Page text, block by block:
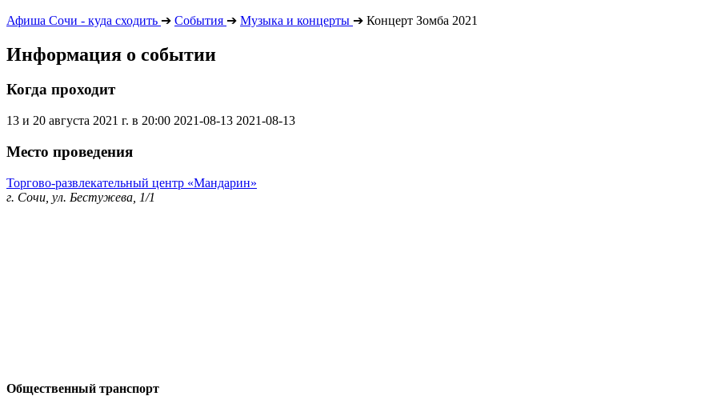
Афиша Сочи - куда сходить ➔ События ➔ Музыка и концерты ➔ Концерт Зомба 2021
Информация о событии
Когда проходит
13 и 20 августа 2021 г. в 20:00 2021-08-13 2021-08-13
Место проведения
Торгово-развлекательный центр «Мандарин»
г. Сочи, ул. Бестужева, 1/1
Общественный транспорт